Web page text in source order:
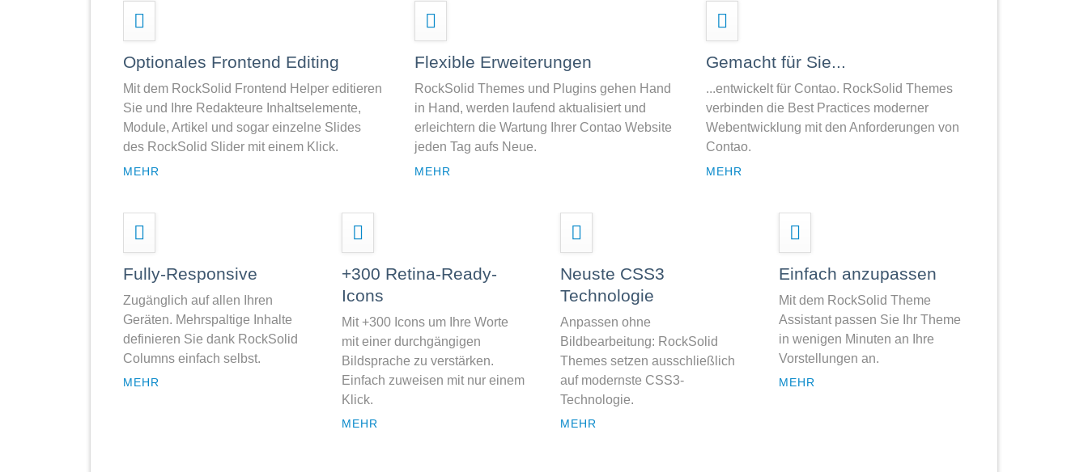
Optionales Frontend Editing
Mit dem RockSolid Frontend Helper editieren
Sie und Ihre Redakteure Inhaltselemente,
Module, Artikel und sogar einzelne Slides
des RockSolid Slider mit einem Klick.
MEHR
Flexible Erweiterungen
RockSolid Themes und Plugins gehen Hand
in Hand, werden laufend aktualisiert und
erleichtern die Wartung Ihrer Contao Website
jeden Tag aufs Neue.
MEHR
Gemacht für Sie...
...entwickelt für Contao. RockSolid Themes
verbinden die Best Practices moderner
Webentwicklung mit den Anforderungen von
Contao.
MEHR
Fully-Responsive
Zugänglich auf allen Ihren
Geräten. Mehrspaltige Inhalte
definieren Sie dank RockSolid
Columns einfach selbst.
MEHR
+300 Retina-Ready-
Icons
Mit +300 Icons um Ihre Worte
mit einer durchgängigen
Bildsprache zu verstärken.
Einfach zuweisen mit nur einem
Klick.
MEHR
Neuste CSS3
Technologie
Anpassen ohne
Bildbearbeitung: RockSolid
Themes setzen ausschließlich
auf modernste CSS3-
Technologie.
MEHR
Einfach anzupassen
Mit dem RockSolid Theme
Assistant passen Sie Ihr Theme
in wenigen Minuten an Ihre
Vorstellungen an.
MEHR